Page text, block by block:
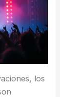
los